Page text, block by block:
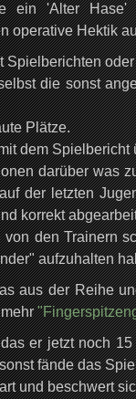
ein 'Alter
operative Hektik
Spielberichten
die sonst
Plätze.
dem Spielbericht
darüber was
der letzten
korrekt
den Trainern
aufzuhalten
aus der Reihe
mehr
er jetzt noch
fände das
und beschwert